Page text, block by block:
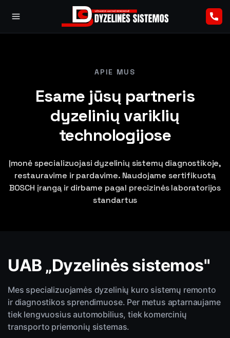
APIE MUS
Esame jūsų partneris
dyzelinių variklių
technologijose
Įmonė specializuojasi dyzelinių sistemų diagnostikoje,
restauravime ir pardavime. Naudojame sertifikuotą
BOSCH įrangą ir dirbame pagal precizinės laboratorijos
standartus